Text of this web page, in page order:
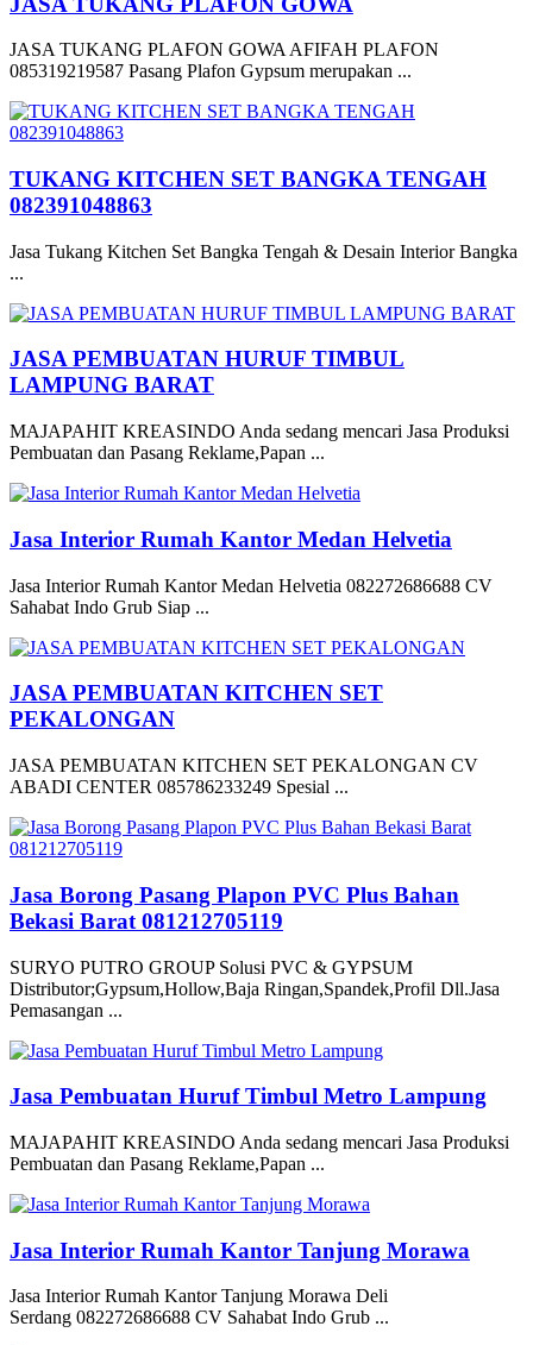
JASA TUKANG PLAFON GOWA AFIFAH PLAFON
085319219587 Pasang Plafon Gypsum merupakan ...
TUKANG KITCHEN SET BANGKA TENGAH
082391048863
Jasa Tukang Kitchen Set Bangka Tengah & Desain Interior Bangka
...
JASA PEMBUATAN HURUF TIMBUL
LAMPUNG BARAT
MAJAPAHIT KREASINDO Anda sedang mencari Jasa Produksi
Pembuatan dan Pasang Reklame,Papan ...
Jasa Interior Rumah Kantor Medan Helvetia
Jasa Interior Rumah Kantor Medan Helvetia 082272686688 CV
Sahabat Indo Grub Siap ...
JASA PEMBUATAN KITCHEN SET
PEKALONGAN
JASA PEMBUATAN KITCHEN SET PEKALONGAN CV
ABADI CENTER 085786233249 Spesial ...
Jasa Borong Pasang Plapon PVC Plus Bahan
Bekasi Barat 081212705119
SURYO PUTRO GROUP Solusi PVC & GYPSUM
Distributor;Gypsum,Hollow,Baja Ringan,Spandek,Profil Dll.Jasa
Pemasangan ...
Jasa Pembuatan Huruf Timbul Metro Lampung
MAJAPAHIT KREASINDO Anda sedang mencari Jasa Produksi
Pembuatan dan Pasang Reklame,Papan ...
Jasa Interior Rumah Kantor Tanjung Morawa
Jasa Interior Rumah Kantor Tanjung Morawa Deli
Serdang 082272686688 CV Sahabat Indo Grub ...